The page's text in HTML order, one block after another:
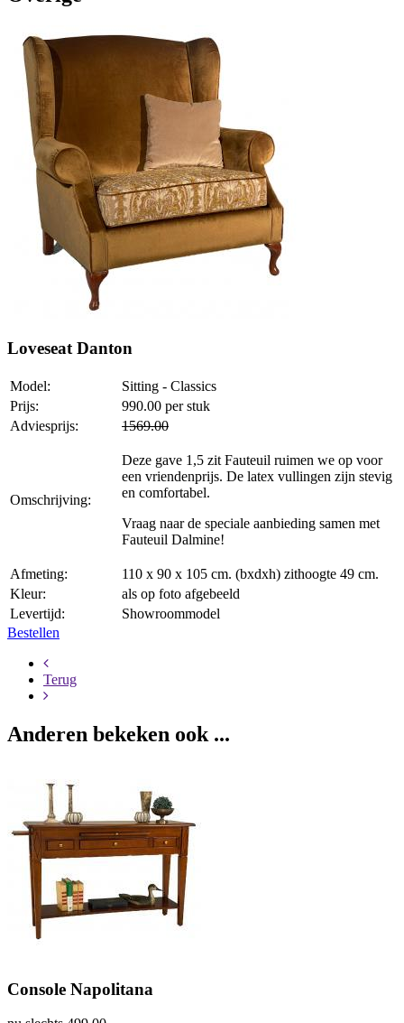
Loveseat Danton
Model:
Sitting - Classics
Prijs:
990.00 per stuk
Adviesprijs:
1569.00
Omschrijving:
Deze gave 1,5 zit Fauteuil ruimen we op voor
een vriendenprijs. De latex vullingen zijn stevig
en comfortabel.
Vraag naar de speciale aanbieding samen met
Fauteuil Dalmine!
Afmeting:
110 x 90 x 105 cm. (bxdxh) zithoogte 49 cm.
Kleur:
als op foto afgebeeld
Levertijd:
Showroommodel
Bestellen
Terug
Anderen bekeken ook ...
Console Napolitana